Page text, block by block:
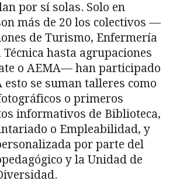
por sí solas. Solo en
más de 20 los colectivos —
de Turismo, Enfermería
hasta agrupaciones
o AEMA— han participado
esto se suman talleres como
o primeros
informativos de Biblioteca,
o Empleabilidad, y
por parte del
y la Unidad de